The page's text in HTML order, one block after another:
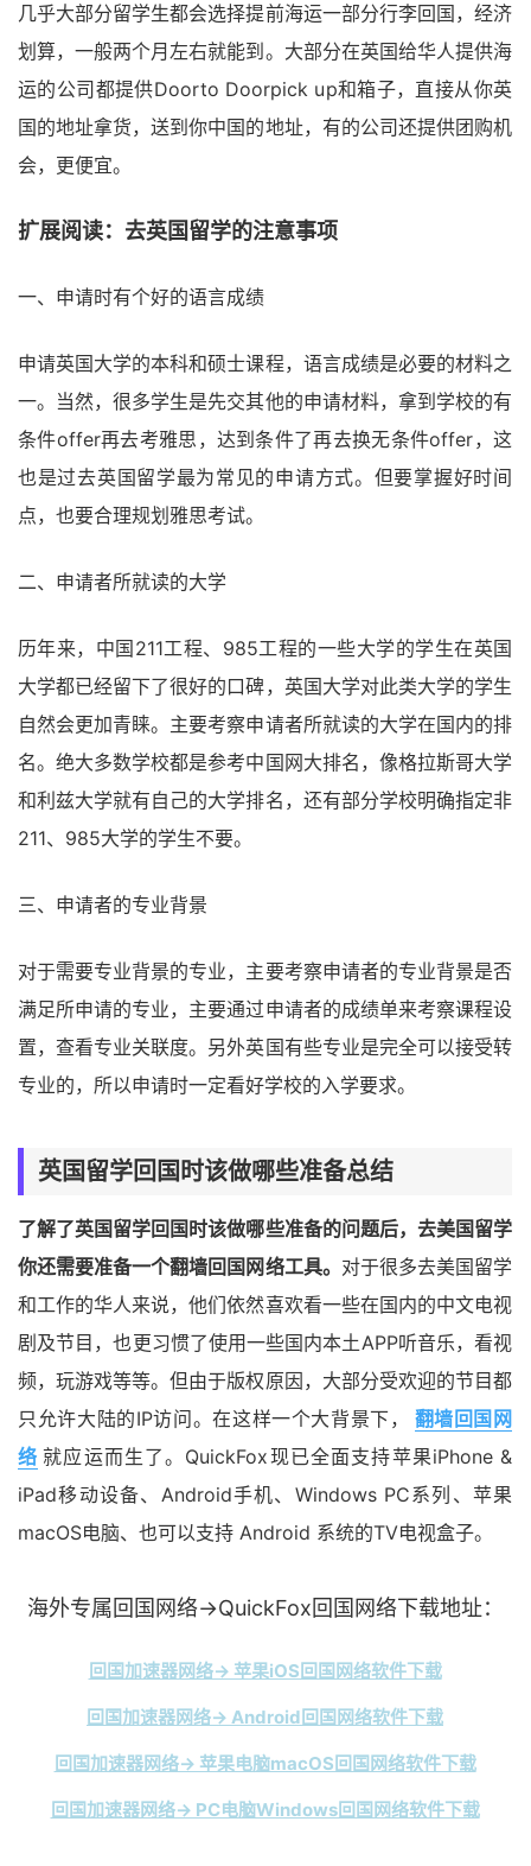
几乎大部分留学生都会选择提前海运一部分行李回国，经济
划算，一般两个月左右就能到。大部分在英国给华人提供海
运的公司都提供Doorto Doorpick up和箱子，直接从你英
国的地址拿货，送到你中国的地址，有的公司还提供团购机
会，更便宜。
扩展阅读：去英国留学的注意事项
一、申请时有个好的语言成绩
申请英国大学的本科和硕士课程，语言成绩是必要的材料之
一。当然，很多学生是先交其他的申请材料，拿到学校的有
条件offer再去考雅思，达到条件了再去换无条件offer，这
也是过去英国留学最为常见的申请方式。但要掌握好时间
点，也要合理规划雅思考试。
二、申请者所就读的大学
历年来，中国211工程、985工程的一些大学的学生在英国
大学都已经留下了很好的口碑，英国大学对此类大学的学生
自然会更加青睐。主要考察申请者所就读的大学在国内的排
名。绝大多数学校都是参考中国网大排名，像格拉斯哥大学
和利兹大学就有自己的大学排名，还有部分学校明确指定非
211、985大学的学生不要。
三、申请者的专业背景
对于需要专业背景的专业，主要考察申请者的专业背景是否
满足所申请的专业，主要通过申请者的成绩单来考察课程设
置，查看专业关联度。另外英国有些专业是完全可以接受转
专业的，所以申请时一定看好学校的入学要求。
英国留学回国时该做哪些准备总结
了解了英国留学回国时该做哪些准备的问题后，去美国留学
你还需要准备一个翻墙回国网络工具。 对于很多去美国留学
和工作的华人来说，他们依然喜欢看一些在国内的中文电视
剧及节目，也更习惯了使用一些国内本土APP听音乐，看视
频，玩游戏等等。但由于版权原因，大部分受欢迎的节目都
只允许大陆的IP访问。在这样一个大背景下，
翻墙回国网
络 就应运而生了。QuickFox现已全面支持苹果iPhone &
iPad移动设备、Android手机、Windows PC系列、苹果
macOS电脑、也可以支持 Android 系统的TV电视盒子。
海外专属回国网络→QuickFox回国网络下载地址：
回国加速器网络→ 苹果iOS回国网络软件下载
回国加速器网络→ Android回国网络软件下载
回国加速器网络→ 苹果电脑macOS回国网络软件下载
回国加速器网络→ PC电脑Windows回国网络软件下载